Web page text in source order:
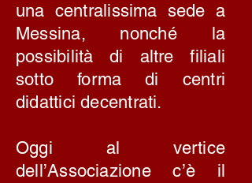
una centralissima sede a
Messina, nonché la
possibilità di altre filiali
sotto forma di centri
didattici decentrati.
Oggi al vertice
dell’Associazione c’è il